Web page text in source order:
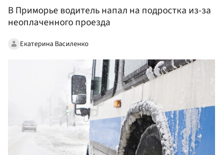
В Приморье водитель напал на подростка из-за
неоплаченного проезда
Екатерина Василенко